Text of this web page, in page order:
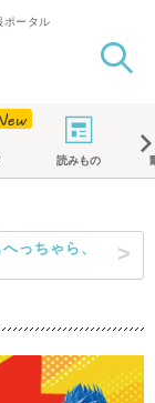
ポータル
読みもの
っちゃら、